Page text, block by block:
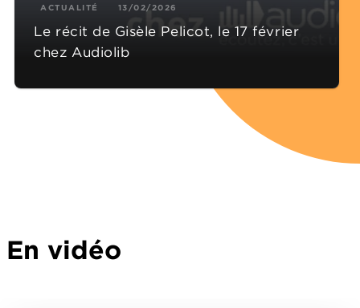
ACTUALITÉ 13/02/2026
Le récit de Gisèle Pelicot, le 17 février
chez Audiolib
En vidéo